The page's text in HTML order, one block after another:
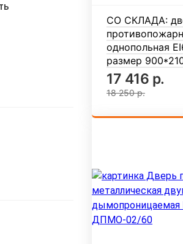
СО СКЛАДА:
однопольная
размер
17 416 р.
18 250 р.